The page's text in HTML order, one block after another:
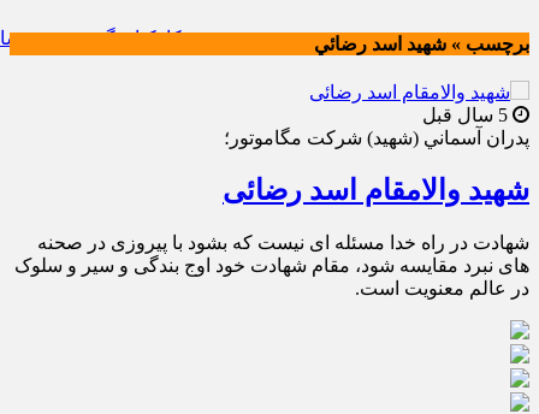
حضور کارکنان گروه برچسب » شهيد اسد رضائي
پدران آسماني (شهيد) شركت مگاموتور؛
شهید والامقام اسد رضائی
شهادت در راه خدا مسئله ای نیست که بشود با پیروزی در صحنه
های نبرد مقایسه شود، مقام شهادت خود اوج بندگی و سیر و سلوک
در عالم معنویت است.